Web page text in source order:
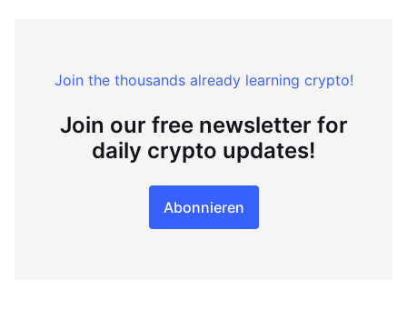
Join the thousands already learning crypto!
Join our free newsletter for
daily crypto updates!
Abonnieren